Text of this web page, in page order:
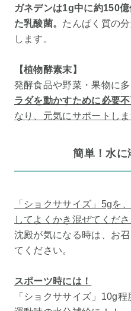
ガネデンは1g中に約150
た乳酸菌。 たんぱく質の
します。
【植物酵素末】
発酵食品や野菜・果物に
ラダを動かすために必要
なり、元気にサポートしま
簡単！水に
「ショクササイズ」5gを
してよくかき混ぜてくださ
沈殿が気になる時は、お
てください。
スポーツ時には！
「ショクササイズ」10g